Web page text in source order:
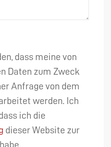
dass meine von
Daten zum Zweck
Anfrage von dem
werden. Ich
ich die
dieser Website zur